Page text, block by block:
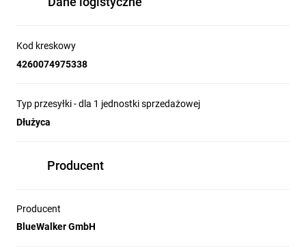
Kod kreskowy
4260074975338
Typ przesyłki - dla 1 jednostki sprzedażowej
Dłużyca
Producent
Producent
BlueWalker GmbH